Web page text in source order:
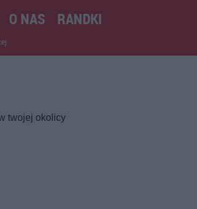
O NAS RANDKI
twojej okolicy